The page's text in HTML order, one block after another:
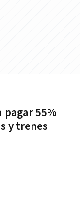
pagar 55%
y trenes